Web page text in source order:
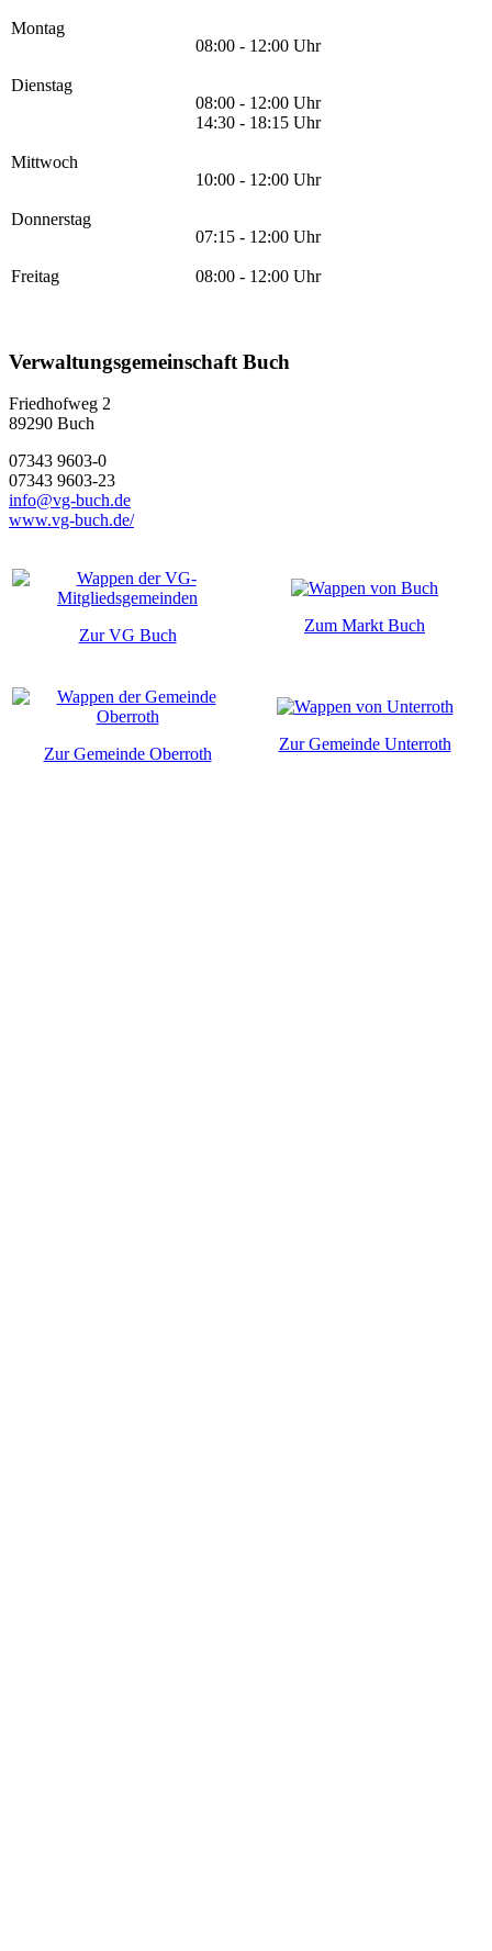
Montag
08:00 - 12:00 Uhr
Dienstag
08:00 - 12:00 Uhr
14:30 - 18:15 Uhr
Mittwoch
10:00 - 12:00 Uhr
Donnerstag
07:15 - 12:00 Uhr
Freitag 08:00 - 12:00 Uhr
Verwaltungsgemeinschaft Buch
Friedhofweg 2
89290 Buch
07343 9603-0
07343 9603-23
info@vg-buch.de
www.vg-buch.de/
Zur VG Buch
Zum Markt Buch
Zur Gemeinde Oberroth
Zur Gemeinde Unterroth